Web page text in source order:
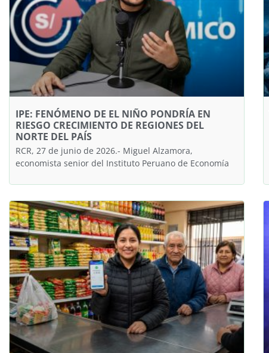
IPE: FENÓMENO DE EL NIÑO PONDRÍA EN
RIESGO CRECIMIENTO DE REGIONES DEL
NORTE DEL PAÍS
RCR, 27 de junio de 2026.- Miguel Alzamora,
economista senior del Instituto Peruano de Economía